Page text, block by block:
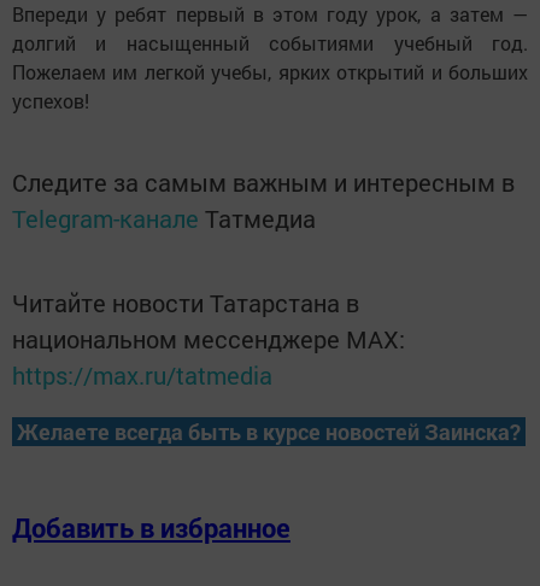
Впереди у ребят первый в этом году урок, а затем —
долгий и насыщенный событиями учебный год.
Пожелаем им легкой учебы, ярких открытий и больших
успехов!
Следите за самым важным и интересным в
Telegram-канале Татмедиа
Читайте новости Татарстана в
национальном мессенджере MАХ:
https://max.ru/tatmedia
Желаете всегда быть в курсе новостей Заинска?
Добавить в избранное